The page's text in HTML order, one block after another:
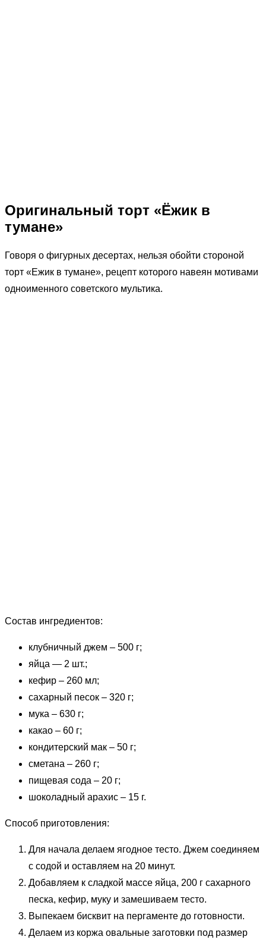
Оригинальный торт «Ёжик в
тумане»
Говоря о фигурных десертах, нельзя обойти стороной
торт «Ежик в тумане», рецепт которого навеян мотивами
одноименного советского мультика.
Состав ингредиентов:
клубничный джем – 500 г;
яйца — 2 шт.;
кефир – 260 мл;
сахарный песок – 320 г;
мука – 630 г;
какао – 60 г;
кондитерский мак – 50 г;
сметана – 260 г;
пищевая сода – 20 г;
шоколадный арахис – 15 г.
Способ приготовления:
Для начала делаем ягодное тесто. Джем соединяем
с содой и оставляем на 20 минут.
Добавляем к сладкой массе яйца, 200 г сахарного
песка, кефир, муку и замешиваем тесто.
Выпекаем бисквит на пергаменте до готовности.
Делаем из коржа овальные заготовки под размер